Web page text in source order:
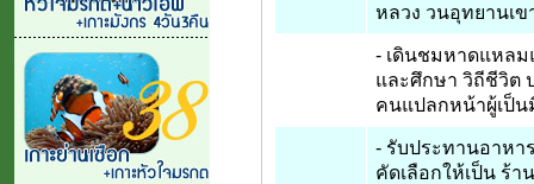
หลวง วนอุทยานเ
- เดินชมหาดแหล
และศึกษา วิถีชีวิต
คนแปลกหน้าผู้เป็น
- รับประทานอาหา
คัดเลือกให้เป็น ร้า